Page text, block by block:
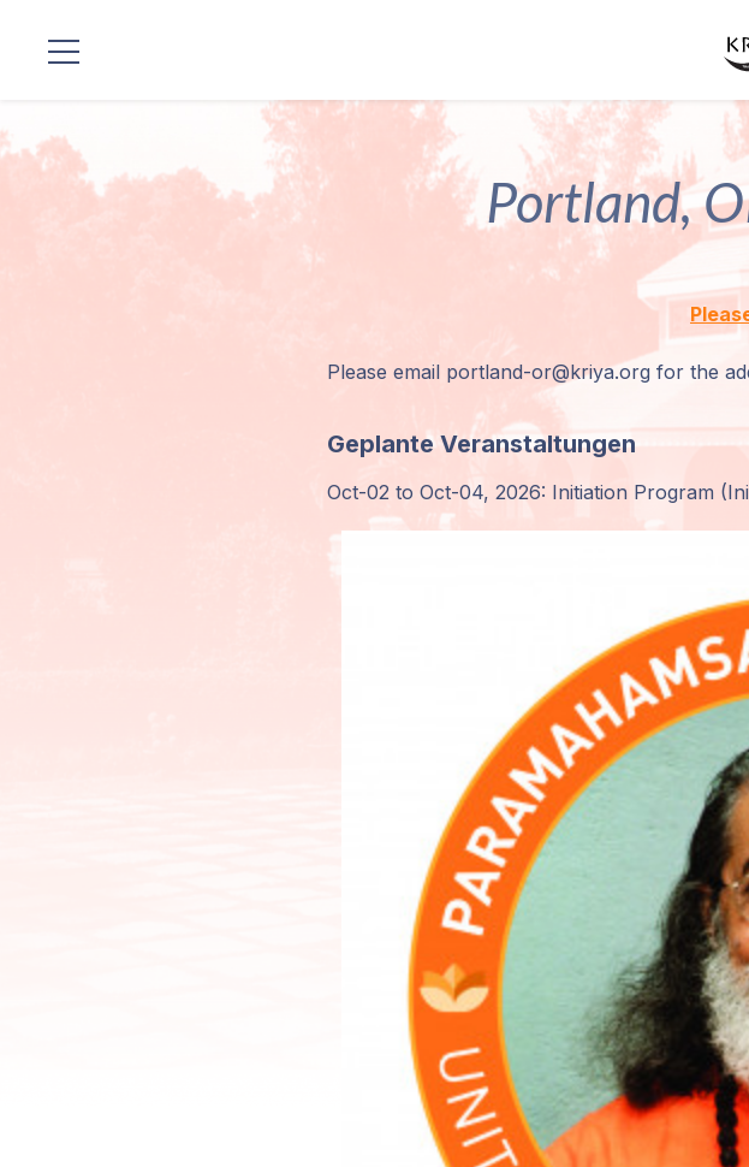
Unsere
Portland,
Please email portland-or@kriya.org for the
Geplante Veranstaltungen
Oct-02 to Oct-04, 2026: Initiation Program